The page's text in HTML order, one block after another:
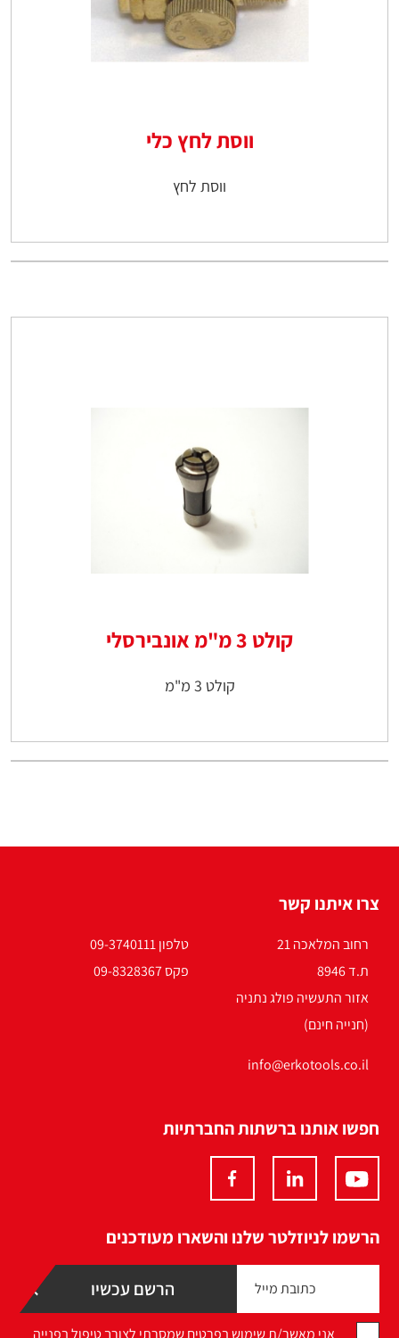
ווסת לחץ כלי
ווסת לחץ
קולט 3 מ"מ אונבירסלי
קולט 3 מ"מ
צרו איתנו קשר
רחוב המלאכה 21
ת.ד 8946
אזור התעשיה פולג נתניה
(חנייה חינם)
טלפון 09-3740111
פקס 09-8328367
info@erkotools.co.il
חפשו אותנו ברשתות החברתיות
הרשמו לניוזלטר שלנו והשארו מעודכנים
אני מאשר/ת שימוש בפרטים שמסרתי לצורך טיפול בפנייה